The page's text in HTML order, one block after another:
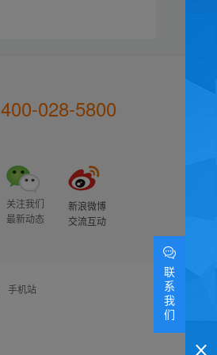
400-028-5800
关注我们
最新动态
新浪微博
交流互动
手机站
联
系
我
们